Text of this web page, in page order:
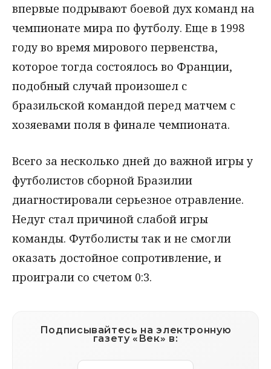
впервые подрывают боевой дух команд на
чемпионате мира по футболу. Еще в 1998
году во время мирового первенства,
которое тогда состоялось во Франции,
подобный случай произошел с
бразильской командой перед матчем с
хозяевами поля в финале чемпионата.
Всего за несколько дней до важной игры у
футболистов сборной Бразилии
диагностировали серьезное отравление.
Недуг стал причиной слабой игры
команды. Футболисты так и не смогли
оказать достойное сопротивление, и
проиграли со счетом 0:3.
Подписывайтесь на электронную
газету «Век» в: